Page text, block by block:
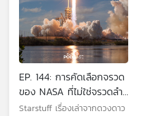
EP. 144: การคัดเลือกจรวด
ของ NASA ที่ไม่ใช่จรวดลำ
ไหนก็ส่งออกสู่อวกาศได้
Starstuff เรื่องเล่าจากดวงดาว